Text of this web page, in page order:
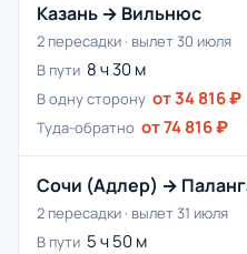
Казань → Вильнюс
2 пересадки · вылет 30 июля
В пути 8 ч 30 м
В одну сторону от 34 816 ₽
Туда-обратно от 74 816 ₽
Сочи (Адлер) →
2 пересадки · вылет 31 июля
В пути 5 ч 50 м